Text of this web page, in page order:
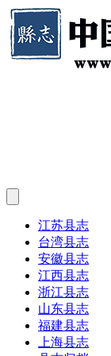
江苏县志
台湾县志
安徽县志
江西县志
浙江县志
山东县志
福建县志
上海县志